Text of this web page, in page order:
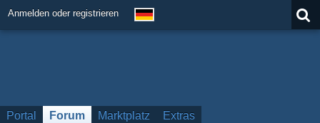
Anmelden oder registrieren
Portal Forum Marktplatz Extras